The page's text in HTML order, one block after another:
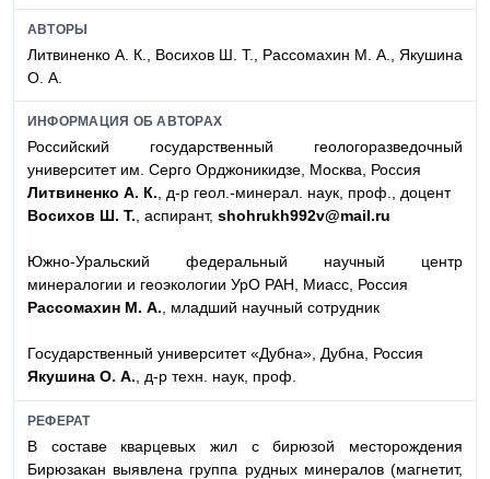
АВТОРЫ
Литвиненко А. К., Восихов Ш. Т., Рассомахин М. А., Якушина
О. А.
ИНФОРМАЦИЯ ОБ АВТОРАХ
Российский государственный геологоразведочный
университет им. Серго Орджоникидзе, Москва, Россия
Литвиненко А. К., д-р геол.-минерал. наук, проф., доцент
Восихов Ш. Т., аспирант, shohrukh992v@mail.ru
Южно-Уральский федеральный научный центр
минералогии и геоэкологии УрО РАН, Миасс, Россия
Рассомахин М. А., младший научный сотрудник
Государственный университет «Дубна», Дубна, Россия
Якушина О. А., д-р техн. наук, проф.
РЕФЕРАТ
В составе кварцевых жил с бирюзой месторождения
Бирюзакан выявлена группа рудных минералов (магнетит,